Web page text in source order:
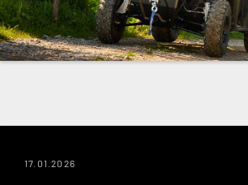
17.01.2026